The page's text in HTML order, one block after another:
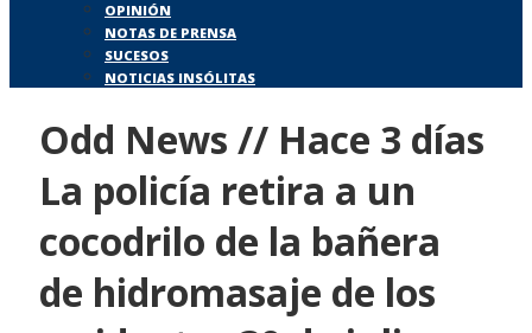
OPINIÓN
NOTAS DE PRENSA
SUCESOS
NOTICIAS INSÓLITAS
Odd News // Hace 3 días
La policía retira a un
cocodrilo de la bañera
de hidromasaje de los